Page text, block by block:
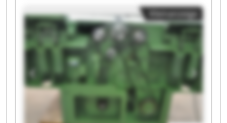
GmbH MTA Deutschland GmbH MTA
Deutschland GmbH MTA Deutschland GmbH
MTA Deutschland GmbH MTA Deutschland
GmbH MTA Deutschland GmbH MTA
Deutschland GmbH MTA Deutschland GmbH
MTA Deutschland GmbH MTA Deutschland
GmbH MTA Deutschland GmbH MTA
Deutschland GmbH MTA Deutschland GmbH
Kleinanzeige